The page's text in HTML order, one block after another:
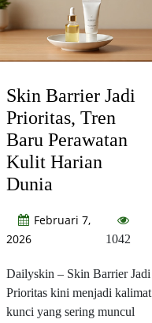
Skin Barrier Jadi
Prioritas, Tren
Baru Perawatan
Kulit Harian
Dunia
Februari 7,
2026
1042
Dailyskin – Skin Barrier Jadi
Prioritas kini menjadi kalimat
kunci yang sering muncul